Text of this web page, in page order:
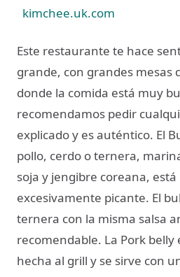
kimchee.uk.com
Este restaurante te hace
grande, con grandes mesas
donde la comida está muy
recomendamos pedir
explicado y es auténtico. El
pollo, cerdo o ternera,
soja y jengibre coreana,
excesivamente picante. El
ternera con la misma salsa
recomendable. La Pork belly
hecha al grill y se sirve con